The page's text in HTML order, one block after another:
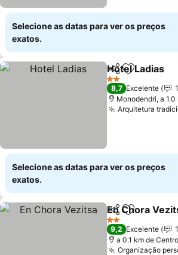
Selecione as datas para ver os preços
exatos.
PartilharAdicionar
Hotel Ladias
2 Estrelas
8,7 Excelente
Monodendri, a 1.0
Arquitetura
Selecione as datas para ver os preços
exatos.
PartilharAdicionar
En Chora
2 Estrelas
9,2 Excelente
a 0.1 km de
Organização